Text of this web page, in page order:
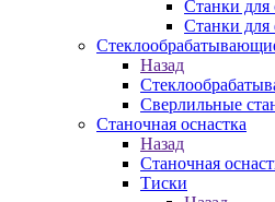
Станки для
Станки для
Назад
Сверлильные
Станочная оснастка
Назад
Станочная
Тиски